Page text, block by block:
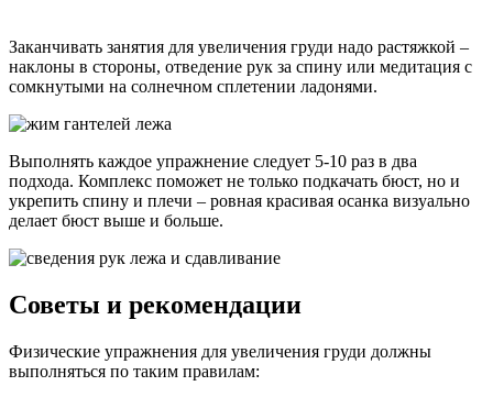
Заканчивать занятия для увеличения груди надо растяжкой –
наклоны в стороны, отведение рук за спину или медитация с
сомкнутыми на солнечном сплетении ладонями.
Выполнять каждое упражнение следует 5-10 раз в два
подхода. Комплекс поможет не только подкачать бюст, но и
укрепить спину и плечи – ровная красивая осанка визуально
делает бюст выше и больше.
Советы и рекомендации
Физические упражнения для увеличения груди должны
выполняться по таким правилам: